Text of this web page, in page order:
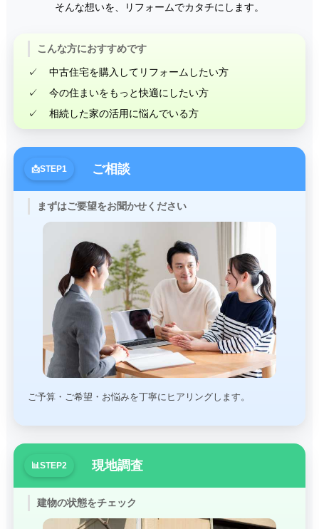
そんな想いを、リフォームでカタチにします。
こんな方におすすめです
中古住宅を購入してリフォームしたい方
今の住まいをもっと快適にしたい方
相続した家の活用に悩んでいる方
ご相談
まずはご要望をお聞かせください
ご予算・ご希望・お悩みを丁寧にヒアリングします。
現地調査
建物の状態をチェック